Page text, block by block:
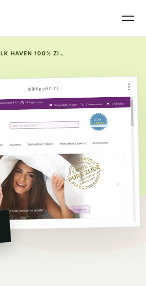
SILK HAVEN 100% ZIJDEN BEDDENGOED
silkhaven.nl ⋮